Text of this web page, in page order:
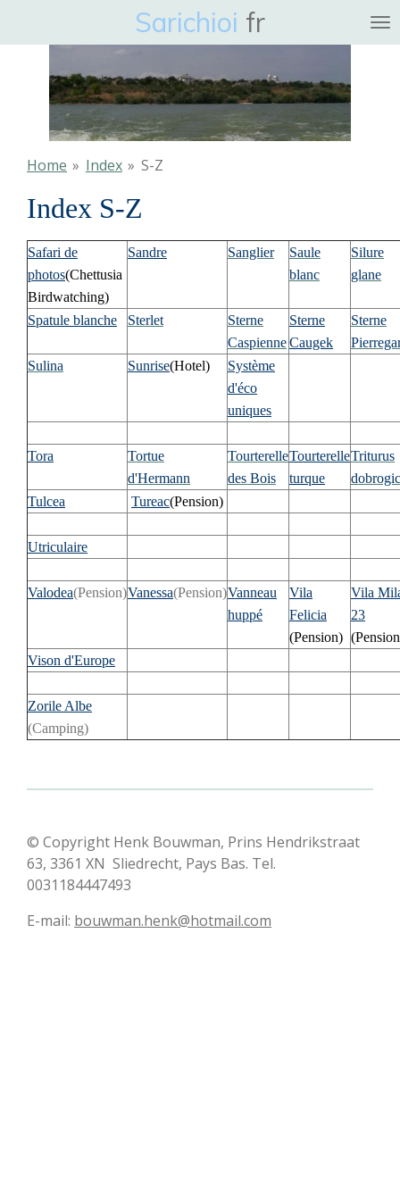
hoofdinhoud
Sarichioi fr
Home » Index » S-Z
Index S-Z
Safari de
photos(Chettusia
Birdwatching)
Sandre Sanglier
Saule
blanc
Silure
glane
Spatule blanche Sterlet
Sterne
Caspienne
Sterne
Caugek
Sterne
Sulina
Sunrise(Hotel)
Système
d'éco
uniques
Tora
Tortue
d'Hermann
Tourterelle
des Bois
Tourterelle
turque
Triturus
Tulcea
Tureac(Pension)
Utriculaire
Valodea(Pension)Vanessa(Pension)Vanneau
huppé
Vila
Felicia
(Pension)
Vila
23
Vison d'Europe
Zorile Albe
(Camping)
© Copyright Henk Bouwman, Prins Hendrikstraat
63, 3361 XN Sliedrecht, Pays Bas. Tel.
0031184447493
E-mail: bouwman.henk@hotmail.com